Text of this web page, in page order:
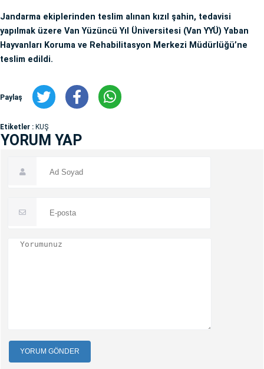
Jandarma ekiplerinden teslim alınan kızıl şahin, tedavisi
yapılmak üzere Van Yüzüncü Yıl Üniversitesi (Van YYÜ) Yaban
Hayvanları Koruma ve Rehabilitasyon Merkezi Müdürlüğü’ne
teslim edildi.
Paylaş
Etiketler : KUŞ
YORUM YAP
YORUM GÖNDER